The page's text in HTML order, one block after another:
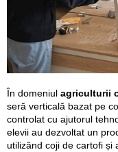
În domeniul agriculturii
seră verticală bazat pe
controlat cu ajutorul
elevii au dezvoltat un
utilizând coji de cartofi și